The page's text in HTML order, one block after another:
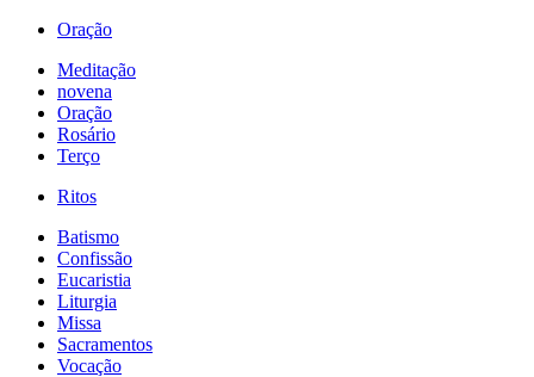
Oração
Meditação
novena
Oração
Rosário
Terço
Ritos
Batismo
Confissão
Eucaristia
Liturgia
Missa
Sacramentos
Vocação